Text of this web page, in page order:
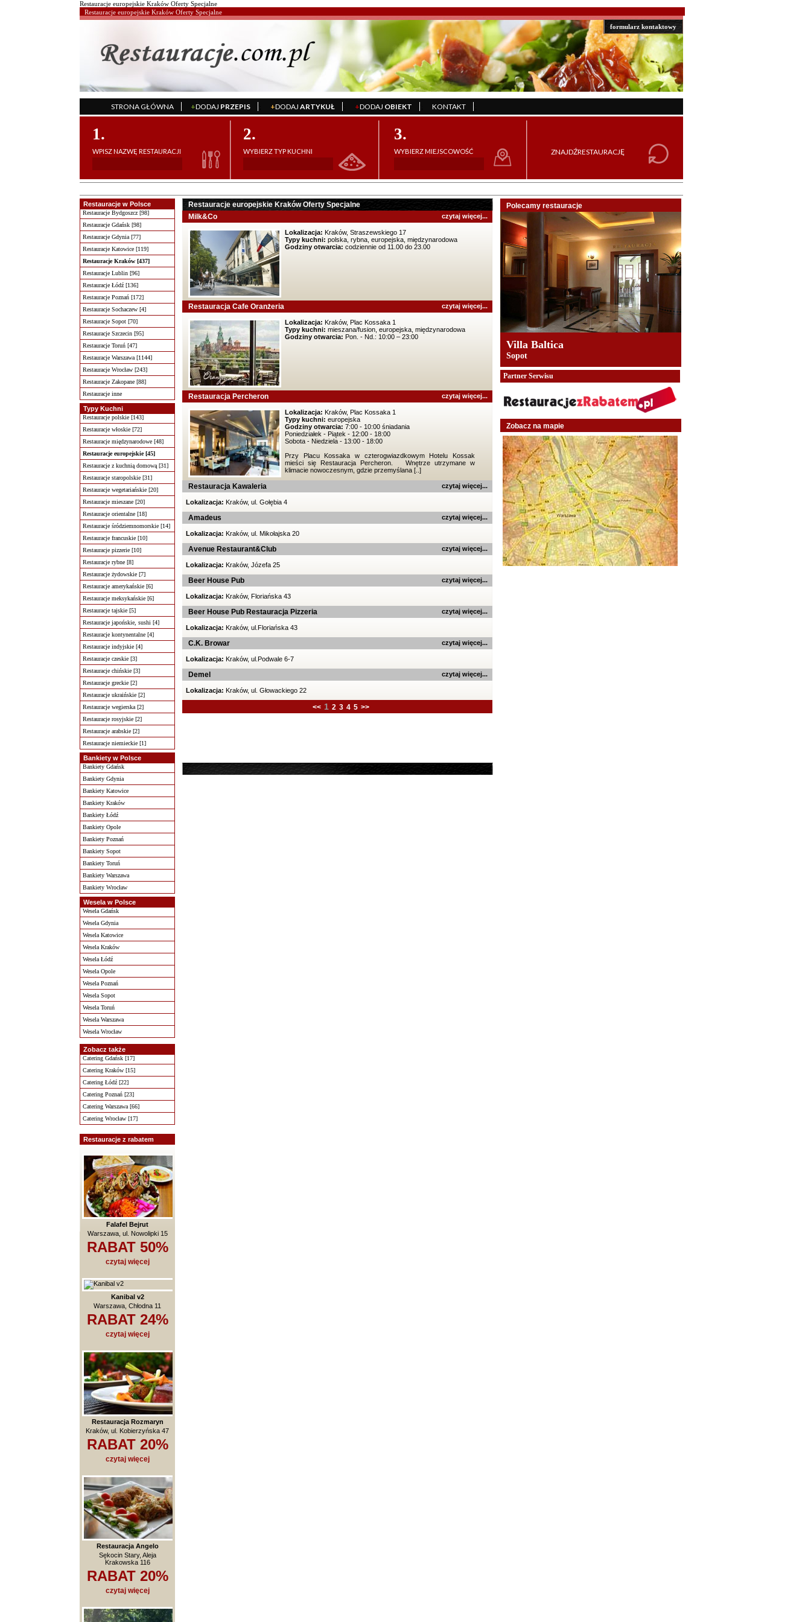
Restauracje europejskie Kraków Oferty Specjalne
formularz kontaktowy
Restauracje europejskie Kraków Oferty Specjalne
STRONA GŁÓWNA +DODAJ PRZEPIS +DODAJ ARTYKUŁ +DODAJ OBIEKT KONTAKT
1.
WPISZ NAZWĘ RESTAURACJI
2.
WYBIERZ TYP KUCHNI
3.
WYBIERZ MIEJSCOWOŚĆ
Restauracje w Polsce
Restauracje Bydgoszcz [98]
Restauracje Gdańsk [98]
Restauracje Gdynia [77]
Restauracje Katowice [119]
Restauracje Kraków [437]
Restauracje Lublin [96]
Restauracje Łódź [136]
Restauracje Poznań [172]
Restauracje Sochaczew [4]
Restauracje Sopot [70]
Restauracje Szczecin [95]
Restauracje Toruń [47]
Restauracje Warszawa [1144]
Restauracje Wrocław [243]
Restauracje Zakopane [88]
Restauracje inne
Typy Kuchni
Restauracje polskie [143]
Restauracje włoskie [72]
Restauracje międzynarodowe [48]
Restauracje europejskie [45]
Restauracje z kuchnią domową [31]
Restauracje staropolskie [31]
Restauracje wegetariańskie [20]
Restauracje mieszane [20]
Restauracje orientalne [18]
Restauracje śródziemnomorskie [14]
Restauracje francuskie [10]
Restauracje pizzerie [10]
Restauracje rybne [8]
Restauracje żydowskie [7]
Restauracje amerykańskie [6]
Restauracje meksykańskie [6]
Restauracje tajskie [5]
Restauracje japońskie, sushi [4]
Restauracje kontynentalne [4]
Restauracje indyjskie [4]
Restauracje czeskie [3]
Restauracje chińskie [3]
Restauracje greckie [2]
Restauracje ukraińskie [2]
Restauracje wegierska [2]
Restauracje rosyjskie [2]
Restauracje arabskie [2]
Restauracje niemieckie [1]
Bankiety w Polsce
Bankiety Gdańsk
Bankiety Gdynia
Bankiety Katowice
Bankiety Kraków
Bankiety Łódź
Bankiety Opole
Bankiety Poznań
Bankiety Sopot
Bankiety Toruń
Bankiety Warszawa
Bankiety Wrocław
Wesela w Polsce
Wesela Gdańsk
Wesela Gdynia
Wesela Katowice
Wesela Kraków
Wesela Łódź
Wesela Opole
Wesela Poznań
Wesela Sopot
Wesela Toruń
Wesela Warszawa
Wesela Wrocław
Zobacz także
Catering Gdańsk [17]
Catering Kraków [15]
Catering Łódź [22]
Catering Poznań [23]
Catering Warszawa [66]
Catering Wrocław [17]
Restauracje z rabatem
Falafel Bejrut
Warszawa, ul. Nowolipki 15
RABAT 50%
czytaj więcej
Kanibal v2
Warszawa, Chłodna 11
RABAT 24%
czytaj więcej
Restauracja Rozmaryn
Kraków, ul. Kobierzyńska 47
RABAT 20%
czytaj więcej
Restauracja Angelo
Sękocin Stary, Aleja
Krakowska 116
RABAT 20%
czytaj więcej
Restauracje europejskie Kraków Oferty Specjalne
Milk&Co
czytaj więcej...
Lokalizacja: Kraków, Straszewskiego 17
Typy kuchni: polska, rybna, europejska, międzynarodowa
Godziny otwarcia: codziennie od 11.00 do 23.00
Restauracja Cafe Oranżeria czytaj więcej...
Lokalizacja: Kraków, Plac Kossaka 1
Typy kuchni: mieszana/fusion, europejska, międzynarodowa
Godziny otwarcia: Pon. - Nd.: 10:00 – 23:00
Restauracja Percheron czytaj więcej...
Lokalizacja: Kraków, Plac Kossaka 1
Typy kuchni: europejska
Godziny otwarcia: 7:00 - 10:00 śniadania
Poniedziałek - Piątek - 12:00 - 18:00
Sobota - Niedziela - 13:00 - 18:00
Przy Placu Kossaka w czterogwiazdkowym Hotelu Kossak
mieści się Restauracja Percheron. Wnętrze utrzymane w
klimacie nowoczesnym, gdzie przemyślana [..]
Restauracja Kawaleria czytaj więcej...
Lokalizacja: Kraków, ul. Gołębia 4
Amadeus czytaj więcej...
Lokalizacja: Kraków, ul. Mikołajska 20
Avenue Restaurant&Club czytaj więcej...
Lokalizacja: Kraków, Józefa 25
Beer House Pub czytaj więcej...
Lokalizacja: Kraków, Floriańska 43
Beer House Pub Restauracja Pizzeria czytaj więcej...
Lokalizacja: Kraków, ul.Floriańska 43
C.K. Browar czytaj więcej...
Lokalizacja: Kraków, ul.Podwale 6-7
Demel czytaj więcej...
Lokalizacja: Kraków, ul. Głowackiego 22
<< 1 2 3 4 5 >>
Polecamy restauracje
Villa Baltica
Sopot
Partner Serwisu
Zobacz na mapie